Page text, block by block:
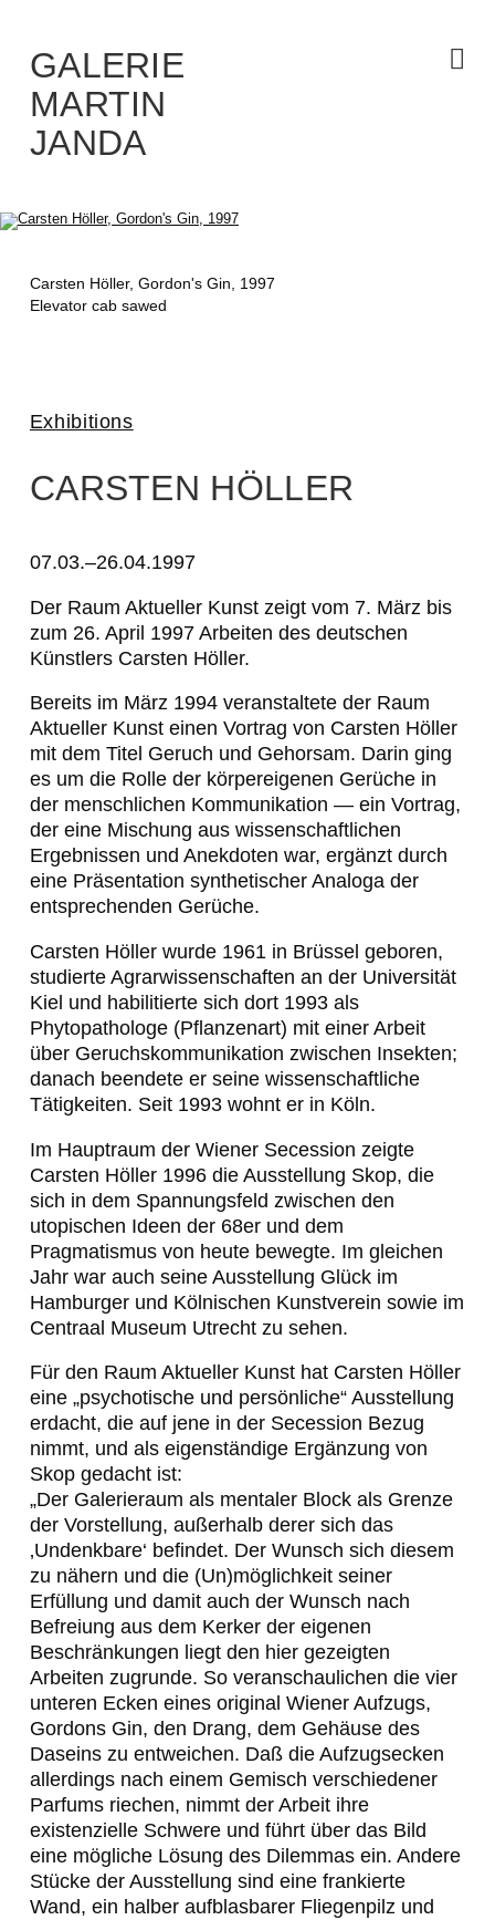
GALERIE
MARTIN
JANDA
Exhibitions
Carsten Höller, Gordon's Gin, 1997
Elevator cab sawed
CARSTEN HÖLLER
a
r
s
e
n
H
ö
l
l
e
r
07.03.–26.04.1997
Der Raum Aktueller Kunstzeigt vom 7. März bis
zum 26. April 1997 Arbeiten des deutschen
Künstlers Carsten Höller.
Bereits im März 1994 veranstaltete der Raum
Aktueller Kunsteinen Vortrag von Carsten Höller
mit dem Titel Geruch und Gehorsam. Darin ging
es um die Rolle der körpereigenen Gerüche in
der menschlichen Kommunikation — ein Vortrag,
der eine Mischung aus wissenschaftlichen
Ergebnissen und Anekdoten war, ergänzt durch
eine Präsentation synthetischer Analoga der
entsprechenden Gerüche.
Carsten Höller wurde 1961 in Brüssel geboren,
studierte Agrarwissenschaften an der Universität
Kiel und habilitierte sich dort 1993 als
Phytopathologe (Pflanzenart) mit einer Arbeit
über Geruchskommunikation zwischen Insekten;
danach beendete er seine wissenschaftliche
Tätigkeiten. Seit 1993 wohnt er in Köln.
Im Hauptraum der Wiener Secession zeigte
Carsten Höller 1996 die Ausstellung Skop, die
sich in dem Spannungsfeld zwischen den
utopischen Ideen der 68er und dem
Pragmatismus von heute bewegte. Im gleichen
Jahr war auch seine Ausstellung Glück im
Hamburger und Kölnischen Kunstverein sowie im
Centraal Museum Utrecht zu sehen.
Für den Raum Aktueller Kunsthat Carsten Höller
eine „psychotische und persönliche“ Ausstellung
erdacht, die auf jene in der Secession Bezug
nimmt, und als eigenständige Ergänzung von
Skop gedacht ist:
„Der Galerieraum als mentaler Block als Grenze
der Vorstellung, außerhalb derer sich das
‚Undenkbare‘ befindet. Der Wunsch sich diesem
zu nähern und die (Un)möglichkeit seiner
Erfüllung und damit auch der Wunsch nach
Befreiung aus dem Kerker der eigenen
Beschränkungen liegt den hier gezeigten
Arbeiten zugrunde. So veranschaulichen die vier
unteren Ecken eines original Wiener Aufzugs,
Gordons Gin, den Drang, dem Gehäuse des
Daseins zu entweichen. Daß die Aufzugsecken
allerdings nach einem Gemisch verschiedener
Parfums riechen, nimmt der Arbeit ihre
existenzielle Schwere und führt über das Bild
eine mögliche Lösung des Dilemmas ein. Andere
Stücke der Ausstellung sind eine frankierte
Wand, ein halber aufblasbarer Fliegenpilz und